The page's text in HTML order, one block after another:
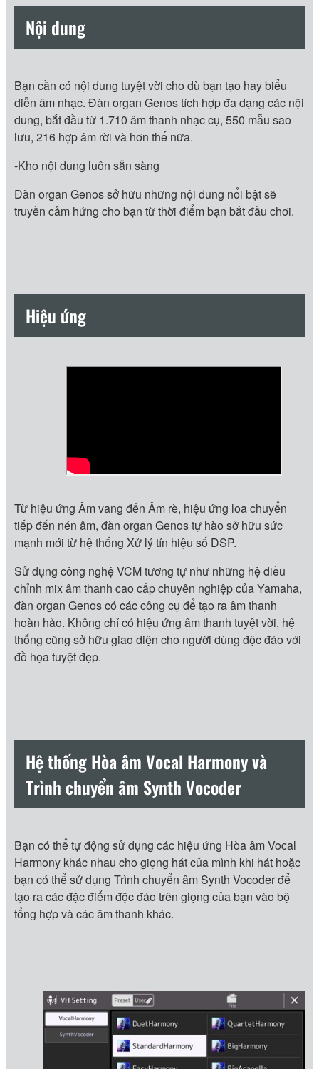
Nội dung
Bạn cần có nội dung tuyệt vời cho dù bạn tạo hay biểu
diễn âm nhạc. Đàn organ Genos tích hợp đa dạng các nội
dung, bắt đầu từ 1.710 âm thanh nhạc cụ, 550 mẫu sao
lưu, 216 hợp âm rời và hơn thế nữa.
-Kho nội dung luôn sẵn sàng
Đàn organ Genos sở hữu những nội dung nổi bật sẽ
truyền cảm hứng cho bạn từ thời điểm bạn bắt đầu chơi.
Hiệu ứng
Từ hiệu ứng Âm vang đến Âm rè, hiệu ứng loa chuyển
tiếp đến nén âm, đàn organ Genos tự hào sở hữu sức
mạnh mới từ hệ thống Xử lý tín hiệu số DSP.
Sử dụng công nghệ VCM tương tự như những hệ điều
chỉnh mix âm thanh cao cấp chuyên nghiệp của Yamaha,
đàn organ Genos có các công cụ để tạo ra âm thanh
hoàn hảo. Không chỉ có hiệu ứng âm thanh tuyệt vời, hệ
thống cũng sở hữu giao diện cho người dùng độc đáo với
đồ họa tuyệt đẹp.
Hệ thống Hòa âm Vocal Harmony và
Trình chuyển âm Synth Vocoder
Bạn có thể tự động sử dụng các hiệu ứng Hòa âm Vocal
Harmony khác nhau cho giọng hát của mình khi hát hoặc
bạn có thể sử dụng Trình chuyển âm Synth Vocoder để
tạo ra các đặc điểm độc đáo trên giọng của bạn vào bộ
tổng hợp và các âm thanh khác.